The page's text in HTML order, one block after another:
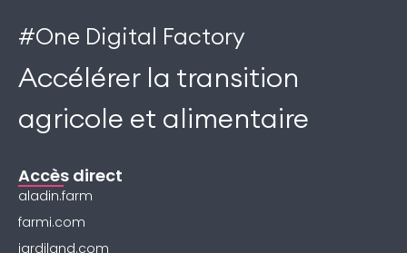
#One Digital Factory
Accélérer la transition
agricole et alimentaire
Accès direct
aladin.farm
farmi.com
jardiland.com